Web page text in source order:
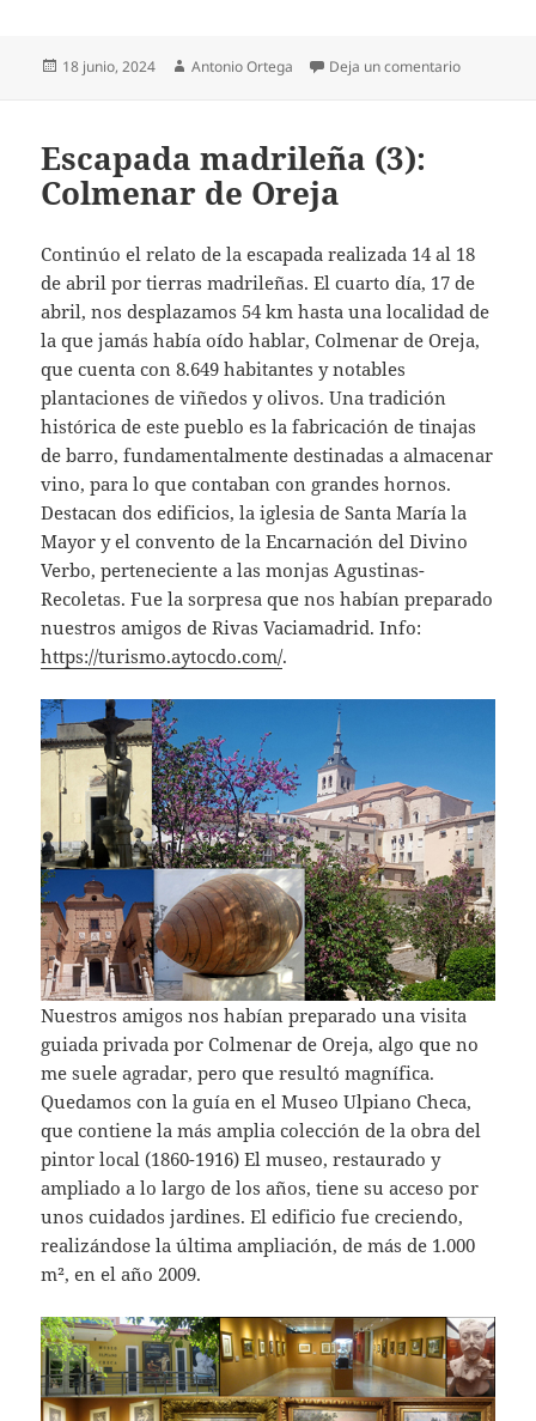
Publicado
18 junio, 2024 Autor
Antonio Ortega Deja un comentarioen
Escapada madrileña (3):
Colmenar de Oreja
Continúo el relato de la escapada realizada 14 al 18
de abril por tierras madrileñas. El cuarto día, 17 de
abril, nos desplazamos 54 km hasta una localidad de
la que jamás había oído hablar, Colmenar de Oreja,
que cuenta con 8.649 habitantes y notables
plantaciones de viñedos y olivos. Una tradición
histórica de este pueblo es la fabricación de tinajas
de barro, fundamentalmente destinadas a almacenar
vino, para lo que contaban con grandes hornos.
Destacan dos edificios, la iglesia de Santa María la
Mayor y el convento de la Encarnación del Divino
Verbo, perteneciente a las monjas Agustinas-
Recoletas. Fue la sorpresa que nos habían preparado
nuestros amigos de Rivas Vaciamadrid. Info:
https://turismo.aytocdo.com/.
Nuestros amigos nos habían preparado una visita
guiada privada por Colmenar de Oreja, algo que no
me suele agradar, pero que resultó magnífica.
Quedamos con la guía en el Museo Ulpiano Checa,
que contiene la más amplia colección de la obra del
pintor local (1860-1916) El museo, restaurado y
ampliado a lo largo de los años, tiene su acceso por
unos cuidados jardines. El edificio fue creciendo,
realizándose la última ampliación, de más de 1.000
m², en el año 2009.